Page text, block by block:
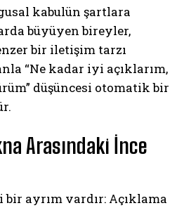
kabulün şartlara
büyüyen bireyler,
bir iletişim tarzı
“Ne kadar iyi açıklarım,
düşüncesi otomatik bir
Arasındaki İnce
ayrım vardır: Açıklama